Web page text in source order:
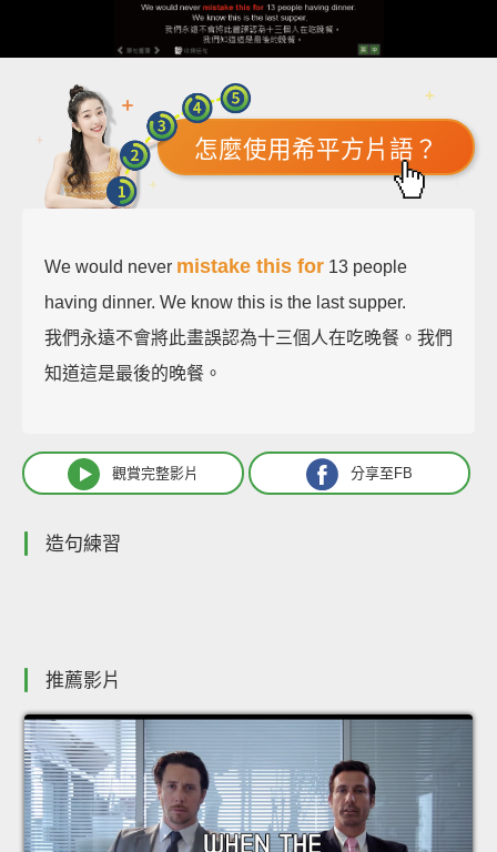
怎麼使用希平方片語？
We would never mistake this for 13 people
having dinner. We know this is the last supper.
我們永遠不會將此畫誤認為十三個人在吃晚餐。我們
知道這是最後的晚餐。
觀賞完整影片 分享至FB
造句練習
推薦影片